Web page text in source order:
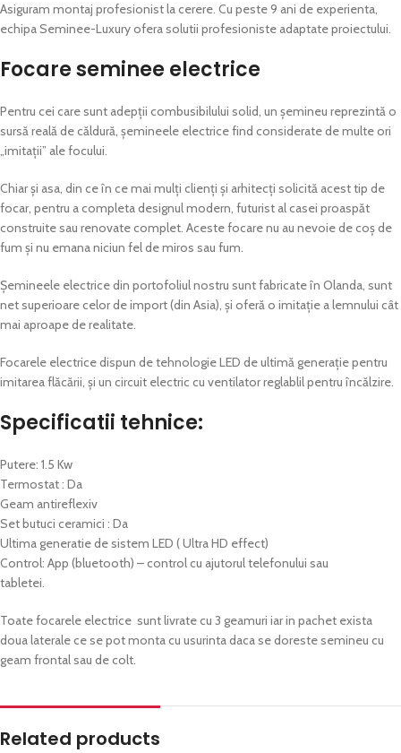
Asiguram montaj profesionist la cerere. Cu peste 9 ani de experienta,
echipa Seminee-Luxury ofera solutii profesioniste adaptate proiectului.
Focare seminee electrice
Pentru cei care sunt adepții combusibilului solid, un șemineu reprezintă o
sursă reală de căldură, șemineele electrice find considerate de multe ori
„imitații” ale focului.
Chiar și asa, din ce în ce mai mulți clienți și arhitecți solicită acest tip de
focar, pentru a completa designul modern, futurist al casei proaspăt
construite sau renovate complet. Aceste focare nu au nevoie de coș de
fum și nu emana niciun fel de miros sau fum.
Șemineele electrice din portofoliul nostru sunt fabricate în Olanda, sunt
net superioare celor de import (din Asia), și oferă o imitație a lemnului cât
mai aproape de realitate.
Focarele electrice dispun de tehnologie LED de ultimă generație pentru
imitarea flăcării, și un circuit electric cu ventilator reglablil pentru încălzire.
Specificatii tehnice:
Putere: 1.5 Kw
Termostat : Da
Geam antireflexiv
Set butuci ceramici : Da
Ultima generatie de sistem LED ( Ultra HD effect)
Control: App (bluetooth) – control cu ajutorul telefonului sau
tabletei.
Toate focarele electrice sunt livrate cu 3 geamuri iar in pachet exista
doua laterale ce se pot monta cu usurinta daca se doreste semineu cu
geam frontal sau de colt.
Related products